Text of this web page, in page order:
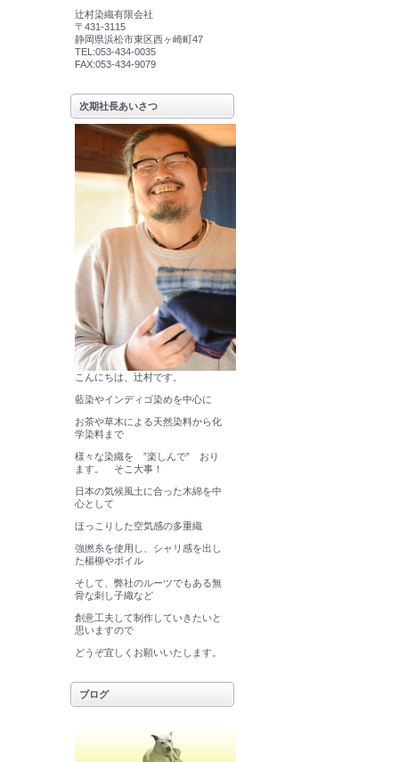
辻村染織有限会社
〒431-3115
静岡県浜松市東区西ヶ崎町47
TEL:053-434-0035
FAX:053-434-9079
次期社長あいさつ
こんにちは、辻村です。
藍染やインディゴ染めを中心に
お茶や草木による天然染料から化
学染料まで
様々な染織を ”楽しんで” おり
ます。 そこ大事！
日本の気候風土に合った木綿を中
心として
ほっこりした空気感の多重織
強撚糸を使用し、シャリ感を出し
た楊柳やボイル
そして、弊社のルーツでもある無
骨な刺し子織など
創意工夫して制作していきたいと
思いますので
どうぞ宜しくお願いいたします。
ブログ